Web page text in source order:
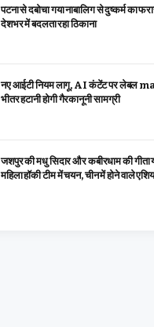
पटना से दबोचा गया नाबालिग से दुष्कर्म का
देशभर में बदलता रहा ठिकाना
नए आईटी नियम लागू, AI कंटेंट पर लेबल
भीतर हटानी होगी गैरकानूनी सामग्री
जशपुर की मधु सिदार और कबीरधाम की गीता
महिला हॉकी टीम में चयन, चीन में होने वाले